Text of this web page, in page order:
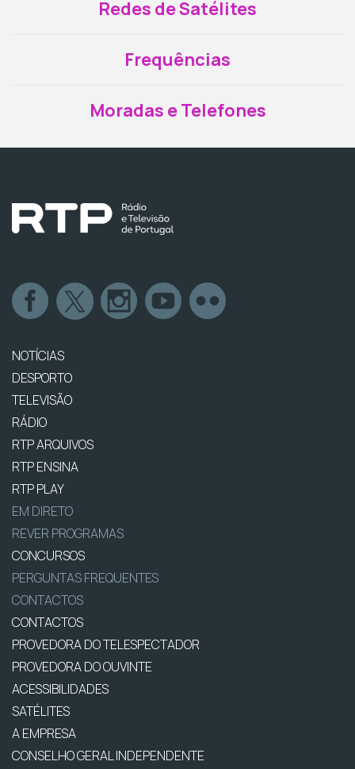
Redes de Satélites
Frequências
Moradas e Telefones
NOTÍCIAS
DESPORTO
TELEVISÃO
RÁDIO
RTP ARQUIVOS
RTP ENSINA
RTP PLAY
EM DIRETO
REVER PROGRAMAS
CONCURSOS
PERGUNTAS FREQUENTES
CONTACTOS
CONTACTOS
PROVEDORA DO TELESPECTADOR
PROVEDORA DO OUVINTE
ACESSIBILIDADES
SATÉLITES
A EMPRESA
CONSELHO GERAL INDEPENDENTE